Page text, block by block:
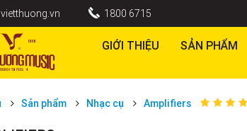
1800 6715
GIỚI THIỆU SẢN PHẨM
Sản phẩm Nhạc cụ Amplifiers